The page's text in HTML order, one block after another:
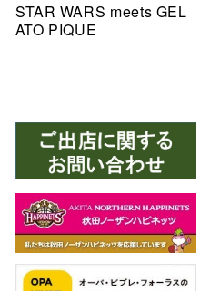
STAR WARS meets GEL
ATO PIQUE